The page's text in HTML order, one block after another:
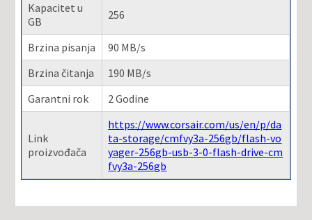
Kapacitet u
GB
256
Brzina pisanja
90 MB/s
Brzina čitanja
190 MB/s
Garantni rok
2 Godine
Link
proizvođača
https://www.corsair.com/us/en/p/da
ta-storage/cmfvy3a-256gb/flash-vo
yager-256gb-usb-3-0-flash-drive-cm
fvy3a-256gb